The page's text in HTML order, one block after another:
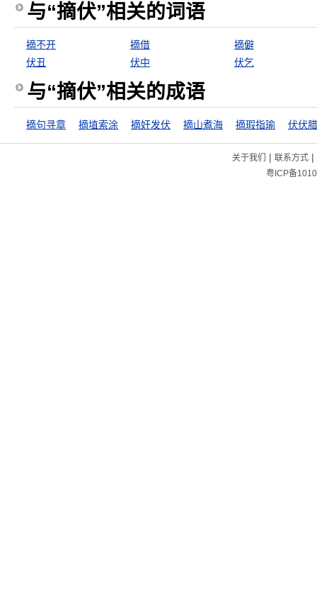
与“摘伏”相关的词语
摘不开 摘借
摘僻
伏丑
伏中 伏乞
与“摘伏”相关的成语
摘句寻章 摘埴索涂 摘奸发伏 摘山煮海 摘瑕指瑜 伏伏
关于我们 | 联系方式|
粤ICP备